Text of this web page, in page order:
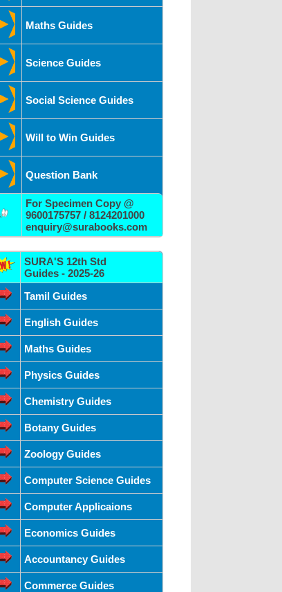
Maths Guides
Science Guides
Social Science Guides
Will to Win Guides
Question Bank
For Specimen Copy @
9600175757 / 8124201000
enquiry@surabooks.com
SURA'S 12th Std
Guides - 2025-26
Tamil Guides
English Guides
Maths Guides
Physics Guides
Chemistry Guides
Botany Guides
Zoology Guides
Computer Science Guides
Computer Applicaions
Economics Guides
Accountancy Guides
Commerce Guides